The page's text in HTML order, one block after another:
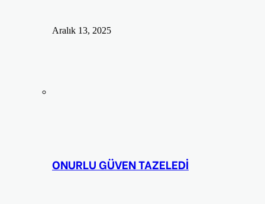
Aralık 13, 2025
ONURLU GÜVEN TAZELEDİ